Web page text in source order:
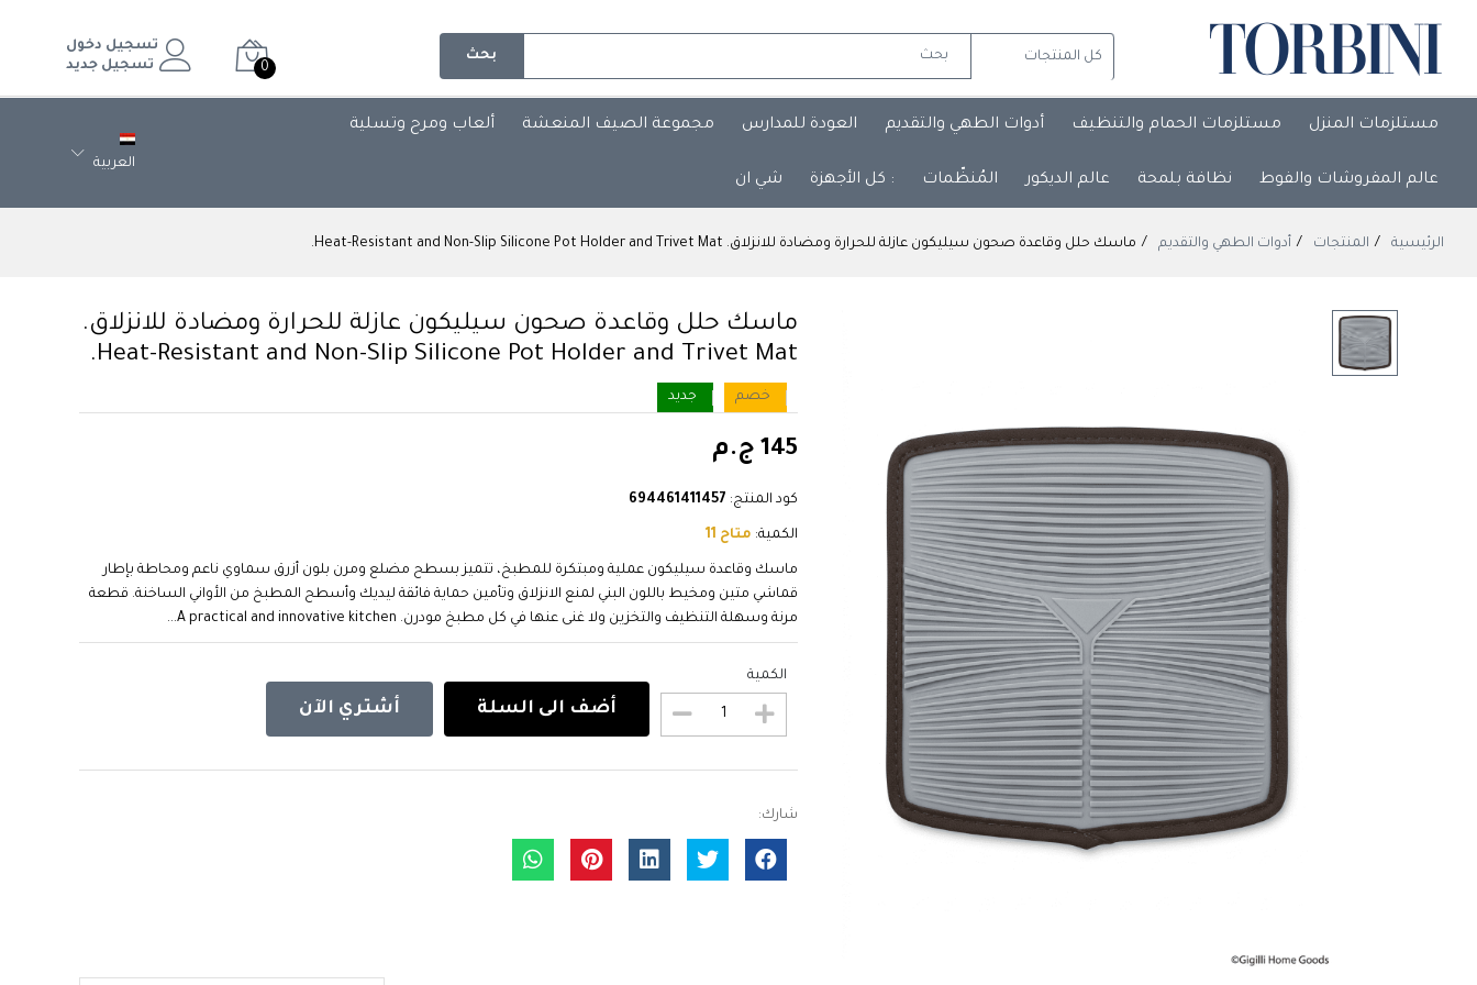
بحث
0
تسجيل دخول
تسجيل جديد
مستلزمات المنزل مستلزمات الحمام والتنظيف أدوات الطهي والتقديم العودة للمدارس مجموعة الصيف المنعشة ألعاب ومرح وتسلية
عالم المفروشات والفوط نظافة بلمحة عالم الديكور المُنظّمات : كل الأجهزة شي ان
العربية
الرئيسية المنتجات أدوات الطهي والتقديم ماسك حلل وقاعدة صحون سيليكون عازلة للحرارة ومضادة للانزلاق. Heat-Resistant and Non-Slip Silicone Pot Holder and Trivet Mat.
ماسك حلل وقاعدة صحون سيليكون عازلة للحرارة ومضادة للانزلاق.
Heat-Resistant and Non-Slip Silicone Pot Holder and Trivet Mat.
خصم جديد
145 ج.م
كود المنتج: 694461411457
الكمية: متاح 11
ماسك وقاعدة سيليكون عملية ومبتكرة للمطبخ، تتميز بسطح مضلع ومرن بلون أزرق سماوي ناعم ومحاطة بإطار
قماشي متين ومخيط باللون البني لمنع الانزلاق وتأمين حماية فائقة ليديك وأسطح المطبخ من الأواني الساخنة. قطعة
مرنة وسهلة التنظيف والتخزين ولا غنى عنها في كل مطبخ مودرن. A practical and innovative kitchen...
الكمية
أضف الى السلة أشتري الآن
شارك: